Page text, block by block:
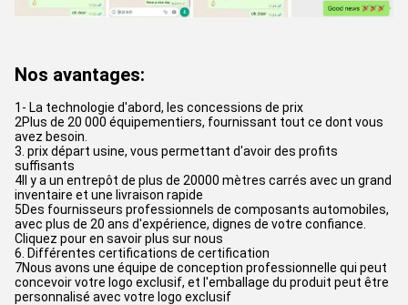
Nos avantages:
1- La technologie d'abord, les concessions de prix
2Plus de 20 000 équipementiers, fournissant tout ce dont vous
avez besoin.
3. prix départ usine, vous permettant d'avoir des profits
suffisants
4Il y a un entrepôt de plus de 20000 mètres carrés avec un grand
inventaire et une livraison rapide
5Des fournisseurs professionnels de composants automobiles,
avec plus de 20 ans d'expérience, dignes de votre confiance.
Cliquez pour en savoir plus sur nous
6. Différentes certifications de certification
7Nous avons une équipe de conception professionnelle qui peut
concevoir votre logo exclusif, et l'emballage du produit peut être
personnalisé avec votre logo exclusif